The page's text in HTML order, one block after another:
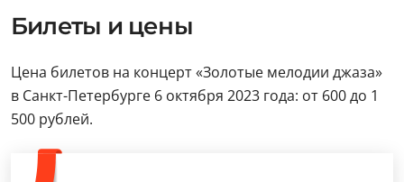
Билеты и цены
Цена билетов на концерт «Золотые мелодии джаза»
в Санкт-Петербурге 6 октября 2023 года: от 600 до 1
500 рублей.